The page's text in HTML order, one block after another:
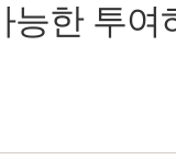
능한 투